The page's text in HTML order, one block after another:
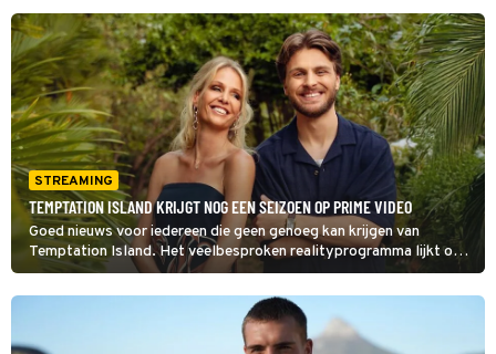
STREAMING
TEMPTATION ISLAND KRIJGT NOG EEN SEIZOEN OP PRIME VIDEO
Goed nieuws voor iedereen die geen genoeg kan krijgen van
Temptation Island. Het veelbesproken realityprogramma lijkt ook
komend jaar terug te keren!